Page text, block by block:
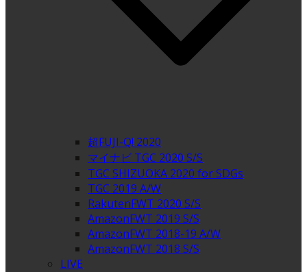
超FUJI-Q! 2020
マイナビ TGC 2020 S/S
TGC SHIZUOKA 2020 for SDGs
TGC 2019 A/W
RakutenFWT 2020 S/S
AmazonFWT 2019 S/S
AmazonFWT 2018-19 A/W
AmazonFWT 2018 S/S
LIVE